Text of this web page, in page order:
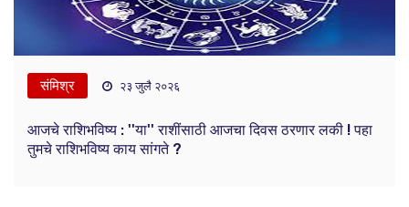
संमिश्र २३ जुलै २०२६
आजचे राशिभविष्य : ''या'' राशींसाठी आजचा दिवस ठरणार लकी ! पहा
तुमचे राशिभविष्य काय सांगते ?